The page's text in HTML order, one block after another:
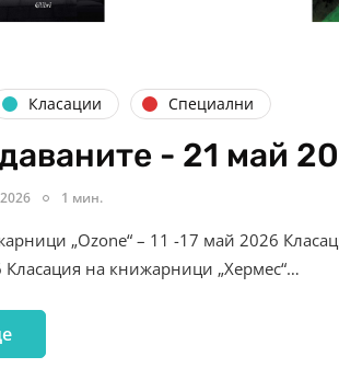
Класации Специални
- 21 май
1 мин.
„Ozone“ – 11 -17 май 2026
на книжарници „Хермес“…